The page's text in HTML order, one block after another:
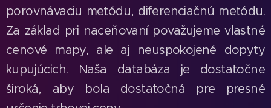
porovnávaciu metódu, diferenciačnú metódu.
Za základ pri naceňovaní považujeme vlastné
cenové mapy, ale aj neuspokojené dopyty
kupujúcich. Naša databáza je dostatočne
široká, aby bola dostatočná pre presné